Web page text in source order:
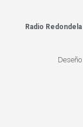
Radio Redondela